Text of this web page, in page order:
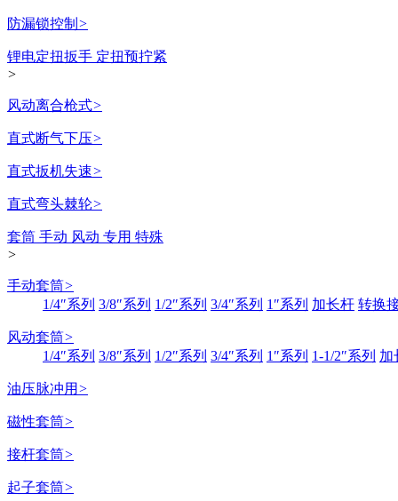
防漏锁控制 >
锂电定扭扳手 定扭预拧紧
>
风动离合枪式>
直式断气下压>
直式扳机失速>
直式弯头棘轮>
套筒 手动 风动 专用 特殊
>
手动套筒>
1/4″系列 3/8″系列 1/2″系列 3/4″系列 1″系列 加长杆 转换
风动套筒>
1/4″系列 3/8″系列 1/2″系列 3/4″系列 1″系列 1-1/2″系列 加
油压脉冲用 >
磁性套筒>
接杆套筒>
起子套筒>